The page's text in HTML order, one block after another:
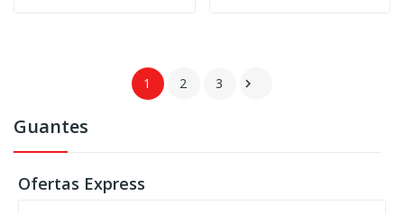
Guantes
Ofertas Express
1 2 3 